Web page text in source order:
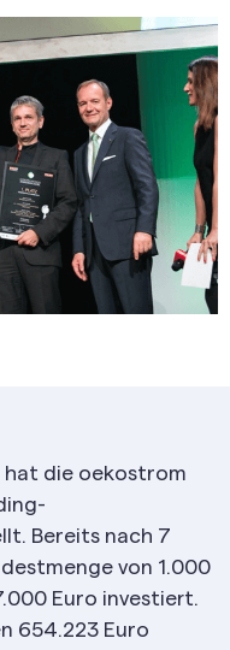
hat die oekostrom
Bereits nach 7
von 1.000
Euro investiert.
654.223 Euro